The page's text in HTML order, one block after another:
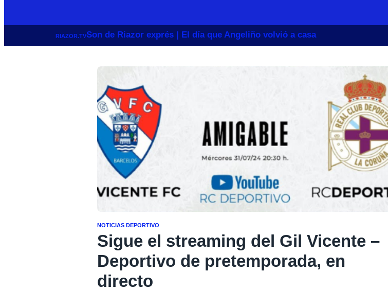
RIAZOR.TVSon de Riazor exprés | El día que Angeliño volvió a casa
NOTICIAS DEPORTIVO
Sigue el streaming del Gil Vicente –
Deportivo de pretemporada, en
directo